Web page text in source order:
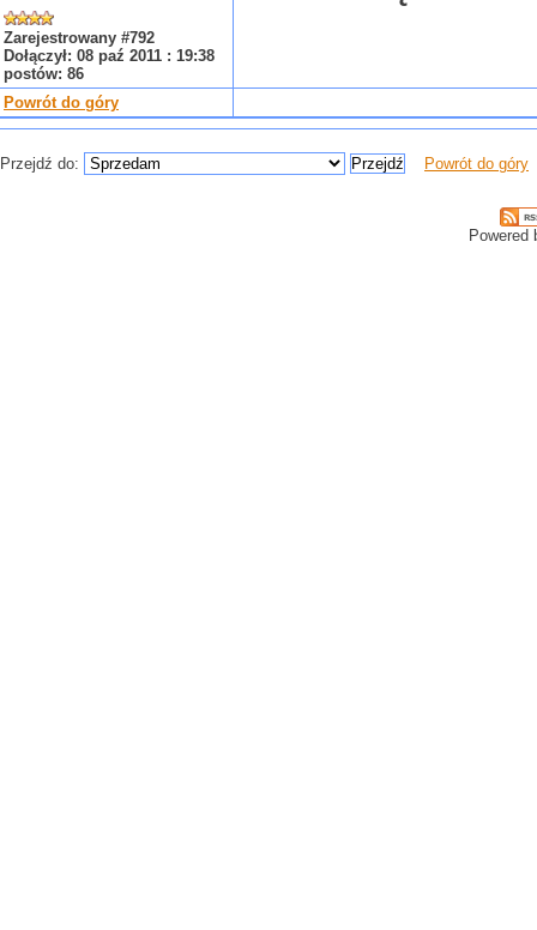
Zarejestrowany #792
Dołączył: 08 paź 2011 : 19:38
postów: 86
Powrót do góry
Przejdź do: Powrót do góry
Powered